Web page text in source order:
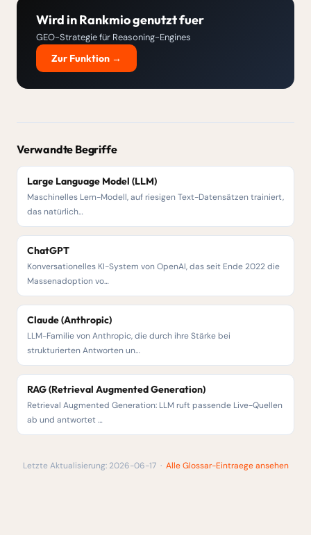
Wird in Rankmio genutzt fuer
GEO-Strategie für Reasoning-Engines
Zur Funktion →
Verwandte Begriffe
Large Language Model (LLM)
Maschinelles Lern-Modell, auf riesigen Text-Datensätzen trainiert,
das natürlich…
ChatGPT
Konversationelles KI-System von OpenAI, das seit Ende 2022 die
Massenadoption vo…
Claude (Anthropic)
LLM-Familie von Anthropic, die durch ihre Stärke bei
strukturierten Antworten un…
RAG (Retrieval Augmented Generation)
Retrieval Augmented Generation: LLM ruft passende Live-Quellen
ab und antwortet …
Letzte Aktualisierung: 2026-06-17 · Alle Glossar-Eintraege ansehen